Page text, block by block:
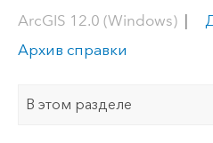
ArcGIS 12.0 (Windows)|
Архив справки
В этом разделе